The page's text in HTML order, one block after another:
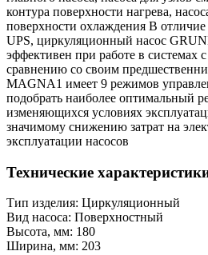
контура поверхности нагрева,
поверхности охлаждения В
UPS, циркуляционный насос
эффективен при работе в системах
сравнению со своим
MAGNA1 имеет 9 режимов
подобрать наиболее оптимальный
изменяющихся условиях
значимому снижению затрат на
эксплуатации насосов
Технические
Тип изделия: Циркуляционный
Вид насоса: Поверхностный
Высота, мм: 180
Ширина, мм: 203